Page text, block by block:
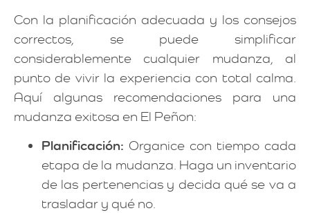
Con la planificación adecuada y los consejos
correctos, se puede simplificar
considerablemente cualquier mudanza, al
punto de vivir la experiencia con total calma.
Aquí algunas recomendaciones para una
mudanza exitosa en El Peñon:
Planificación: Organice con tiempo cada
etapa de la mudanza. Haga un inventario
de las pertenencias y decida qué se va a
trasladar y qué no.